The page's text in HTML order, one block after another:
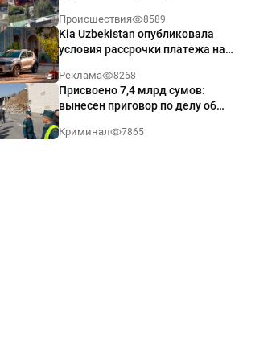
Происшествия 8589
Kia Uzbekistan опубликовала
условия рассрочки платежа на
годовых
Реклама 8268
Присвоено 7,4 млрд сумов:
вынесен приговор по делу об
Ташкенте
Криминал 7865